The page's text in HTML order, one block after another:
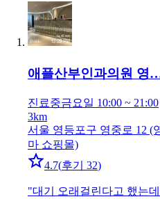
애플산부인과의원 영
진료중금요일 10:00 ~ 21:00
3km
서울 영등포구 영중로 12 (
마 쇼핑몰)
4.7(후기 32)
"대기 오래걸린다고 했는